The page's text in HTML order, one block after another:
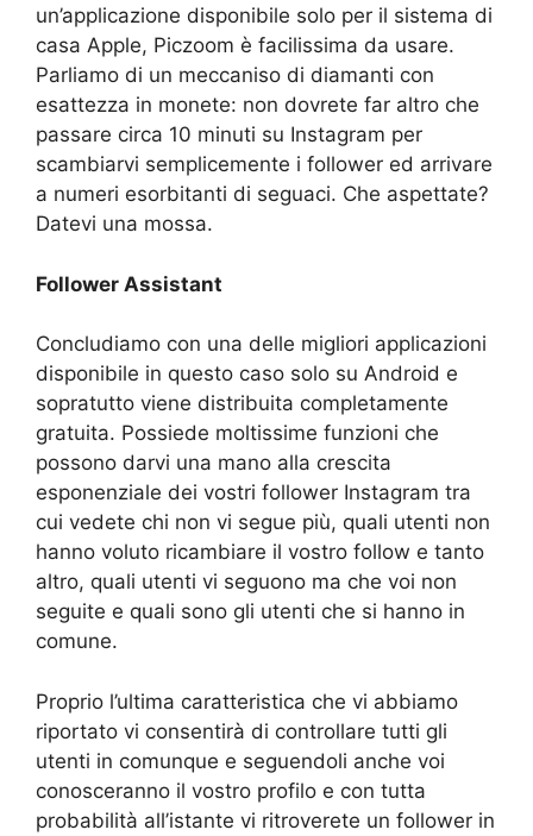
un’applicazione disponibile solo per il sistema di
casa Apple, Piczoom è facilissima da usare.
Parliamo di un meccaniso di diamanti con
esattezza in monete: non dovrete far altro che
passare circa 10 minuti su Instagram per
scambiarvi semplicemente i follower ed arrivare
a numeri esorbitanti di seguaci. Che aspettate?
Datevi una mossa.
Follower Assistant
Concludiamo con una delle migliori applicazioni
disponibile in questo caso solo su Android e
sopratutto viene distribuita completamente
gratuita. Possiede moltissime funzioni che
possono darvi una mano alla crescita
esponenziale dei vostri follower Instagram tra
cui vedete chi non vi segue più, quali utenti non
hanno voluto ricambiare il vostro follow e tanto
altro, quali utenti vi seguono ma che voi non
seguite e quali sono gli utenti che si hanno in
comune.
Proprio l’ultima caratteristica che vi abbiamo
riportato vi consentirà di controllare tutti gli
utenti in comunque e seguendoli anche voi
conosceranno il vostro profilo e con tutta
probabilità all’istante vi ritroverete un follower in